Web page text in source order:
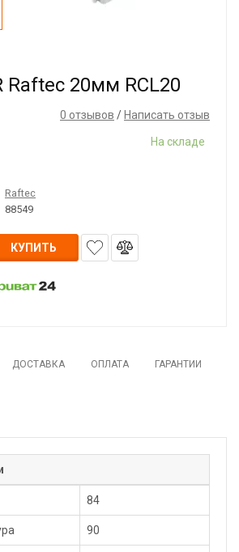
Raftec 20мм RCL20
0 отзывов / Написать отзыв
На складе
Raftec
88549
КУПИТЬ
ДОСТАВКА ОПЛАТА ГАРАНТИИ
84
90